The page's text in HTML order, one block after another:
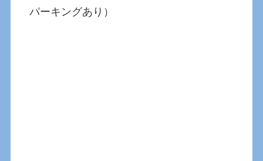
パーキングあり）